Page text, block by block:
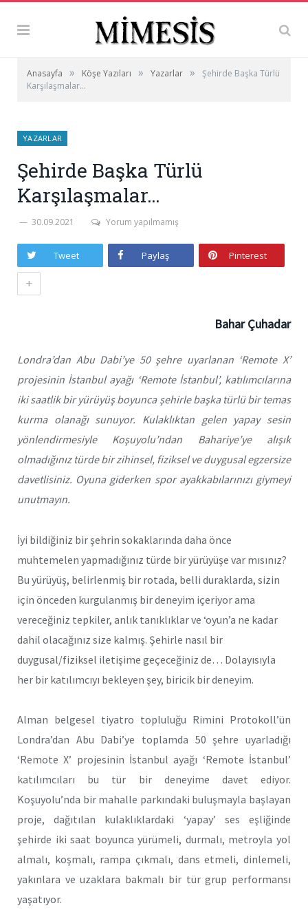
Anasayfa » Köşe Yazıları » Yazarlar »
Şehirde Başka Türlü
Karşılaşmalar…
YAZARLAR
Şehirde Başka Türlü
Karşılaşmalar…
30.09.2021 Yorum yapılmamış
Tweet Paylaş Pinterest
+
Bahar Çuhadar
Londra’dan Abu Dabi’ye 50 şehre uyarlanan ‘Remote X’
projesinin İstanbul ayağı ‘Remote İstanbul’, katılımcılarına
iki saatlik bir yürüyüş boyunca şehirle başka türlü bir temas
kurma olanağı sunuyor. Kulaklıktan gelen yapay sesin
yönlendirmesiyle Koşuyolu’ndan Bahariye’ye alışık
olmadığınız türde bir zihinsel, fiziksel ve duygusal egzersize
davetlisiniz. Oyuna giderken spor ayakkabılarınızı giymeyi
unutmayın.
İyi bildiğiniz bir şehrin sokaklarında daha önce
muhtemelen yapmadığınız türde bir yürüyüşe var mısınız?
Bu yürüyüş, belirlenmiş bir rotada, belli duraklarda, sizin
için önceden kurgulanmış bir deneyim içeriyor ama
vereceğiniz tepkiler, anlık tanıklıklar ve ‘oyun’a ne kadar
dahil olacağınız size kalmış. Şehirle nasıl bir
duygusal/fiziksel iletişime geçeceğiniz de… Dolayısıyla
her bir katılımcıyı bekleyen şey, biricik bir deneyim.
Alman belgesel tiyatro topluluğu Rimini Protokoll’ün
Londra’dan Abu Dabi’ye toplamda 50 şehre uyarladığı
‘Remote X’ projesinin İstanbul ayağı ‘Remote İstanbul’
katılımcıları bu tür bir deneyime davet ediyor.
Koşuyolu’nda bir mahalle parkındaki buluşmayla başlayan
proje, dağıtılan kulaklıklardaki ‘yapay’ ses eşliğinde
şehirde iki saat boyunca yürümeli, durmalı, metroyla yol
almalı, koşmalı, rampa çıkmalı, dans etmeli, dinlemeli,
yakınlara ve uzaklara bakmalı bir tür grup performansı
yaşatıyor.